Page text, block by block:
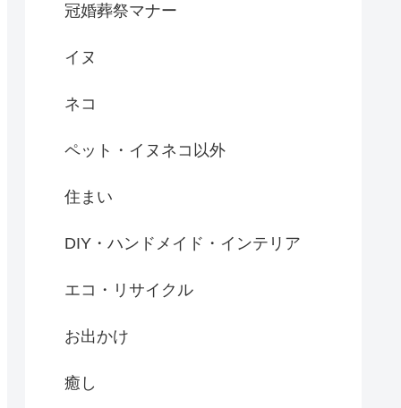
冠婚葬祭マナー
イヌ
ネコ
ペット・イヌネコ以外
住まい
DIY・ハンドメイド・インテリア
エコ・リサイクル
お出かけ
癒し